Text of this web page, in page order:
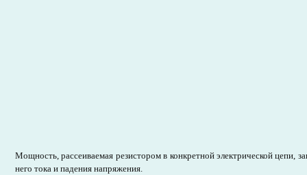
Мощность, рассеиваемая резистором в конкретной электрической цепи,
него тока и падения напряжения.